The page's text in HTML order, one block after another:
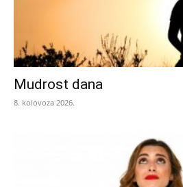
Mudrost dana
8. kolovoza 2026.